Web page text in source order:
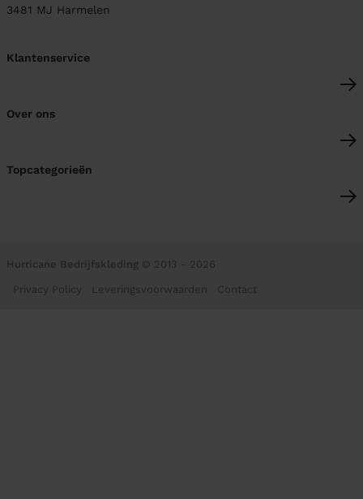
3481 MJ Harmelen
Klantenservice
Over ons
Topcategorieën
Hurricane Bedrijfskleding © 2013 - 2026
Privacy Policy Leveringsvoorwaarden Contact